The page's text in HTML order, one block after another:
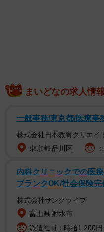
奈良市内の県立奈良公園付
がX（旧Twitter）で話題に
投稿したのは、普段から公
改善させようと活動をして
（@ncbutwDsL0UC6np）
訪れる観光客が増えてきた
光客と見られる男性が奈良
り飛ばす動画がSNSに投
光客と鹿のトラブルが取り
まいどなの求人情報
一般事務/東京都/医療事
株式会社日本教育クリエイ
東京都 品川区
内科クリニックでの医
ブランクOK/社会保険完
株式会社サンクライフ
富山県 射水市
派遣社員：時給1,200円